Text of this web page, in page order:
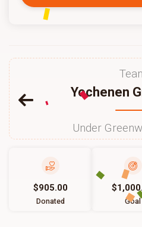
Yochenen
Under
$905.00
Donated Goal